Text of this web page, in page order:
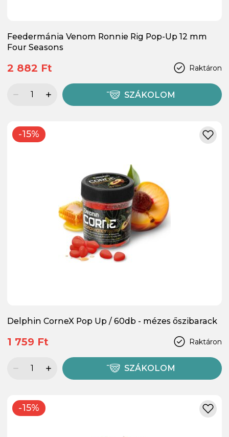
Feedermánia Venom Ronnie Rig Pop-Up 12 mm
Four Seasons
Raktáron
2 882 Ft
SZÁKOLOM
-15%
Delphin CorneX Pop Up / 60db - mézes őszibarack
Raktáron
1 759 Ft
SZÁKOLOM
-15%